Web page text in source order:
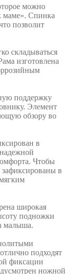
можно
маме». Спинка
позволит
складываться
изготовлена
поддержку
Элемент
обзору во
в
Чтобы
в
широкая
подножки
малыша.
подходят
фиксации
ножной